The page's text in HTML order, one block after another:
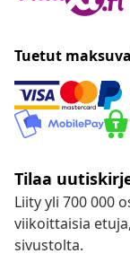
Tuetut
Tilaa
Liity yli 700 000
viikoittaisia
sivustolta.